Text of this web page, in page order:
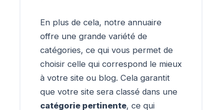
En plus de cela, notre annuaire
offre une grande variété de
catégories, ce qui vous permet de
choisir celle qui correspond le mieux
à votre site ou blog. Cela garantit
que votre site sera classé dans une
catégorie pertinente, ce qui